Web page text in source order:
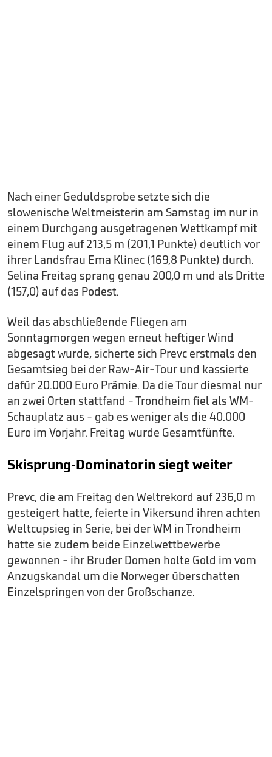
Nach einer Geduldsprobe setzte sich die
slowenische Weltmeisterin am Samstag im nur in
einem Durchgang ausgetragenen Wettkampf mit
einem Flug auf 213,5 m (201,1 Punkte) deutlich vor
ihrer Landsfrau Ema Klinec (169,8 Punkte) durch.
Selina Freitag sprang genau 200,0 m und als Dritte
(157,0) auf das Podest.
Weil das abschließende Fliegen am
Sonntagmorgen wegen erneut heftiger Wind
abgesagt wurde, sicherte sich Prevc erstmals den
Gesamtsieg bei der Raw-Air-Tour und kassierte
dafür 20.000 Euro Prämie. Da die Tour diesmal nur
an zwei Orten stattfand - Trondheim fiel als WM-
Schauplatz aus - gab es weniger als die 40.000
Euro im Vorjahr. Freitag wurde Gesamtfünfte.
Skisprung-Dominatorin siegt weiter
Prevc, die am Freitag den Weltrekord auf 236,0 m
gesteigert hatte, feierte in Vikersund ihren achten
Weltcupsieg in Serie, bei der WM in Trondheim
hatte sie zudem beide Einzelwettbewerbe
gewonnen - ihr Bruder Domen holte Gold im vom
Anzugskandal um die Norweger überschatten
Einzelspringen von der Großschanze.